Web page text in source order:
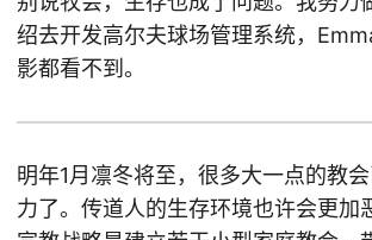
绍去开发高尔夫球场管理系统，
影都看不到。
明年1月凛冬将至，很多大一点的教
力了。传道人的生存环境也许会更加